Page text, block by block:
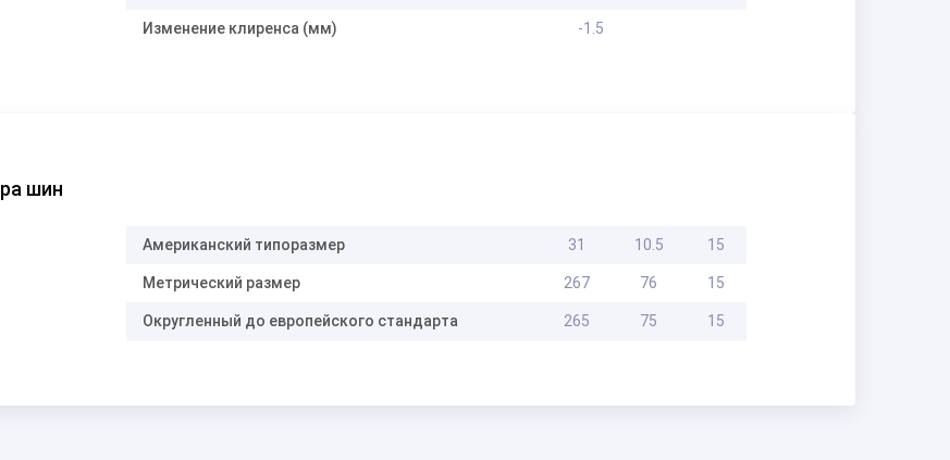
Изменение клиренса (мм) -1.5
шин
Американский типоразмер 31 10.5 15
Метрический размер 267 76 15
Округленный до европейского стандарта 265 75 15